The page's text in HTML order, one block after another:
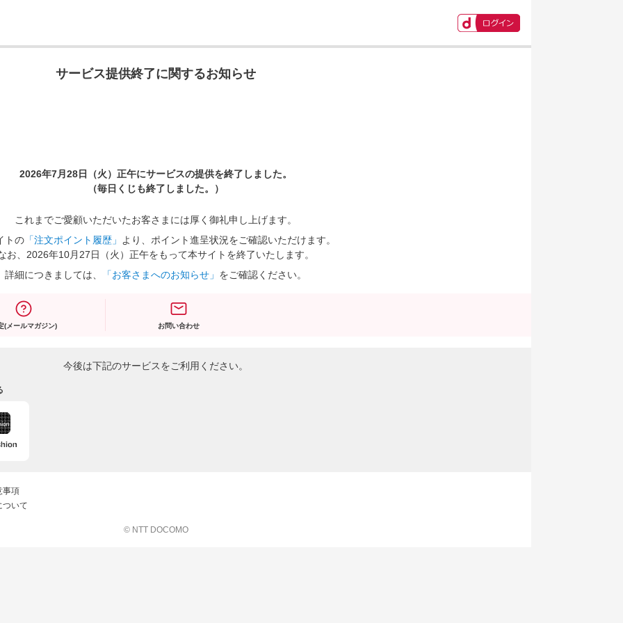
サービス提供終了に関するお知らせ
2026年7月28日（火）正午にサービスの提供を終了しました。
（毎日くじも終了しました。）
これまでご愛顧いただいたお客さまには厚く御礼申し上げます。
トの 「注文ポイント履歴」
より、ポイント進呈状況をご確認いただけます。
お、2026年10月27日（火）正午をもって本サイトを終了いたします。
詳細につきましては、
「お客さまへのお知らせ」 をご確認ください。
(メールマガジン) お問い合わせ
今後は下記のサービスをご利用ください。
事項
ついて
© NTT DOCOMO